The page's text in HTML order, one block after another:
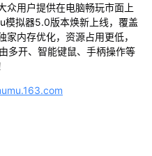
众用户提供在电脑畅玩市面上
模拟器5.0版本焕新上线，覆盖
内存优化，资源占用更低，
多开、智能键鼠、手柄操作等